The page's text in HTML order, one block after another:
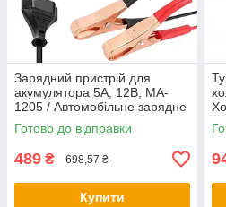
Зарядний пристрій для
акумулятора 5A, 12В, MA-
1205 / Автомобільне зарядне
/ Зарядка для акумуляторів
Готово до відправки
489 ₴ 698,57 ₴
Купити
/